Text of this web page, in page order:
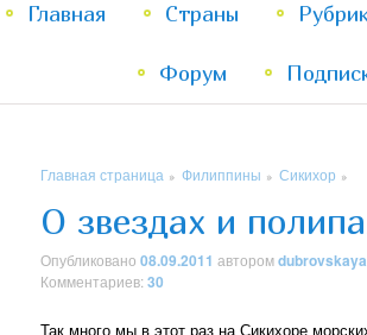
меню
к
к
Главная Страны
Форум
Главная страница »Филиппины »Сикихор »
О звездах и
Опубликовано08.09.2011 авторомdubrovskaya
Комментариев:30
Так много мы в этот раз на Сикихоре